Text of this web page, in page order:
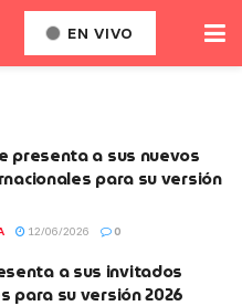
EN VIVO
presenta a sus nuevos
para su versión
12/06/2026 0
a sus invitados
para su versión 2026